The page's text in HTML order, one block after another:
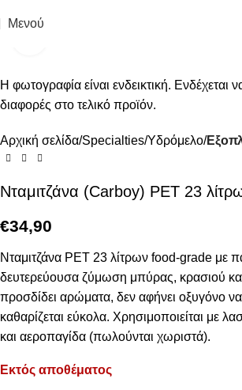
Μενού
Αρχική σελίδα Specialties Υδρόμελο
Νταμιτζάνα (Carboy) PET 23
€34,90
Νταμιτζάνα PET 23 λίτρων food-grade με
δευτερεύουσα ζύμωση μπύρας, κρασιού
προσδίδει αρώματα, δεν αφήνει οξυγόνο να
καθαρίζεται εύκολα. Χρησιμοποιείται με
και αεροπαγίδα (πωλούνται χωριστά).
Εκτός αποθέματος